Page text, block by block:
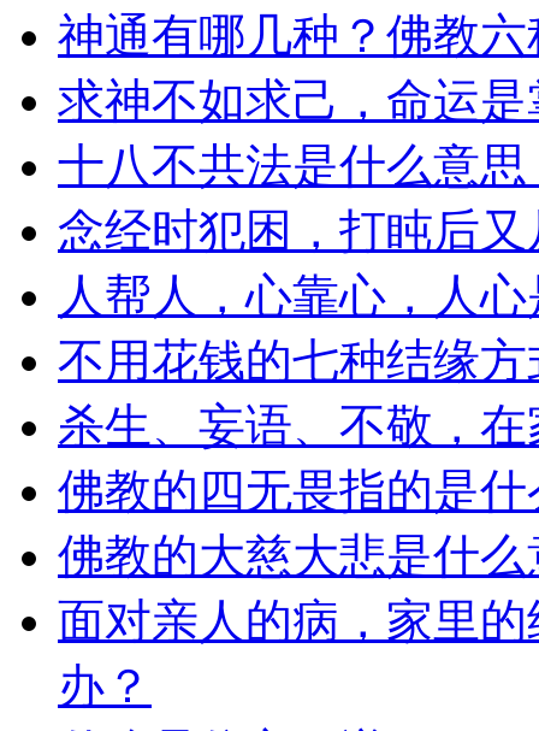
神通有哪几种？佛教
求神不如求己，命运
十八不共法是什么意
念经时犯困，打盹后
人帮人，心靠心，人
不用花钱的七种结缘方
杀生、妄语、不敬，
佛教的四无畏指的是什
佛教的大慈大悲是什
面对亲人的病，家里
办？